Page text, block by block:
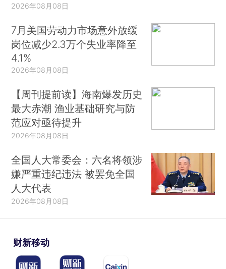
2026年08月08日
7月美国劳动力市场意外放缓
岗位减少2.3万个失业率降至
4.1%
2026年08月08日
【周刊提前读】海南爆发历史
最大赤潮 渔业基础研究与防
范应对亟待提升
2026年08月08日
全国人大常委会：六名将领涉
嫌严重违纪违法 被罢免全国
人大代表
2026年08月08日
财新移动